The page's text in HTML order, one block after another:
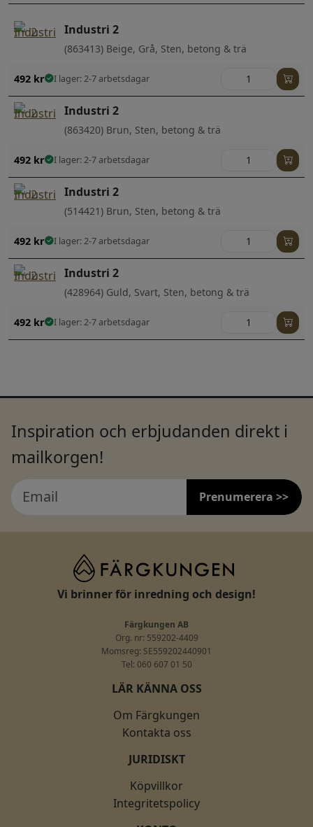
Industri 2
(863413) Beige, Grå, Sten, betong & trä
492 kr I lager: 2-7 arbetsdagar
Industri 2
(863420) Brun, Sten, betong & trä
492 kr I lager: 2-7 arbetsdagar
Industri 2
(514421) Brun, Sten, betong & trä
492 kr I lager: 2-7 arbetsdagar
Industri 2
(428964) Guld, Svart, Sten, betong & trä
492 kr I lager: 2-7 arbetsdagar
Inspiration och erbjudanden direkt i
mailkorgen!
Prenumerera >>
Vi brinner för inredning och design!
Färgkungen AB
Org. nr: 559202-4409
Momsreg: SE559202440901
Tel: 060 607 01 50
LÄR KÄNNA OSS
Om Färgkungen
Kontakta oss
JURIDISKT
Köpvillkor
Integritetspolicy